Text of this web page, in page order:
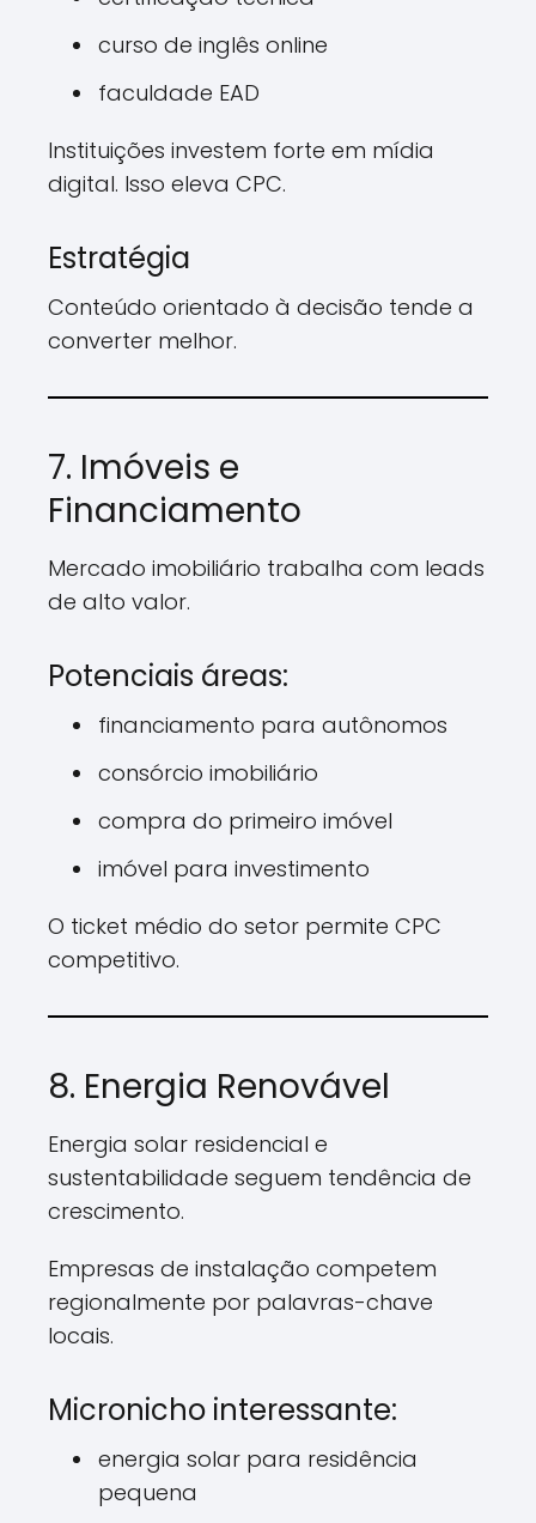
curso de inglês online
faculdade EAD
Instituições investem forte em mídia
digital. Isso eleva CPC.
Estratégia
Conteúdo orientado à decisão tende a
converter melhor.
7. Imóveis e
Financiamento
Mercado imobiliário trabalha com leads
de alto valor.
Potenciais áreas:
financiamento para autônomos
consórcio imobiliário
compra do primeiro imóvel
imóvel para investimento
O ticket médio do setor permite CPC
competitivo.
8. Energia Renovável
Energia solar residencial e
sustentabilidade seguem tendência de
crescimento.
Empresas de instalação competem
regionalmente por palavras-chave
locais.
Micronicho interessante:
energia solar para residência
pequena